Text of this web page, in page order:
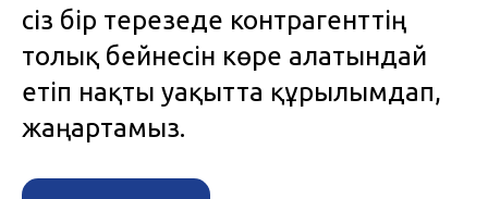
сіз бір терезеде контрагенттің
толық бейнесін көре алатындай
етіп нақты уақытта құрылымдап,
жаңартамыз.